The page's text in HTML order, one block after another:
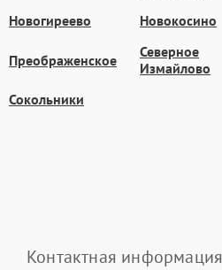
Новогиреево Новокосино
Преображенское
Северное
Измайлово
Сокольники
Контактная информация